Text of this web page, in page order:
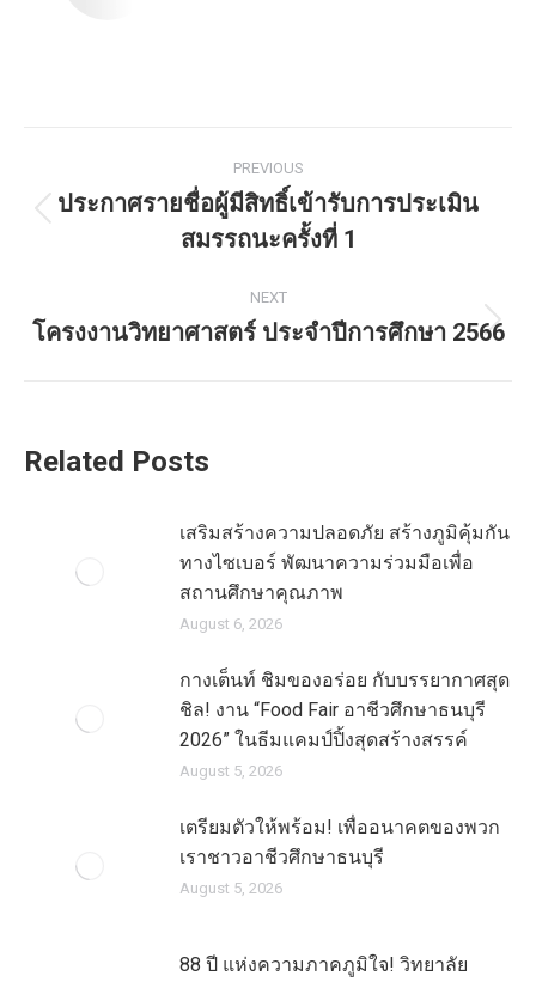
PREVIOUS
ประกาศรายชื่อผู้มีสิทธิ์เข้ารับการประเมิน
สมรรถนะครั้งที่ 1
NEXT
โครงงานวิทยาศาสตร์ ประจำปีการศึกษา 2566
Related Posts
เสริมสร้างความปลอดภัย สร้างภูมิคุ้มกัน
ทางไซเบอร์ พัฒนาความร่วมมือเพื่อ
สถานศึกษาคุณภาพ
August 6, 2026
กางเต็นท์ ชิมของอร่อย กับบรรยากาศสุด
ชิล! งาน “Food Fair อาชีวศึกษาธนบุรี
2026” ในธีมแคมป์ปิ้งสุดสร้างสรรค์
August 5, 2026
เตรียมตัวให้พร้อม! เพื่ออนาคตของพวก
เราชาวอาชีวศึกษาธนบุรี
August 5, 2026
88 ปี แห่งความภาคภูมิใจ! วิทยาลัย